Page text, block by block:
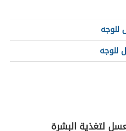
للوجه
للوجه
لتغذية البشرة